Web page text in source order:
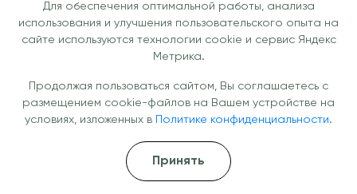
Для обеспечения оптимальной работы, анализа
использования и улучшения пользовательского опыта на
сайте используются технологии cookie и сервис Яндекс
Метрика.
Продолжая пользоваться сайтом, Вы соглашаетесь с
размещением cookie-файлов на Вашем устройстве на
условиях, изложенных в
Политике конфиденциальности.
Принять